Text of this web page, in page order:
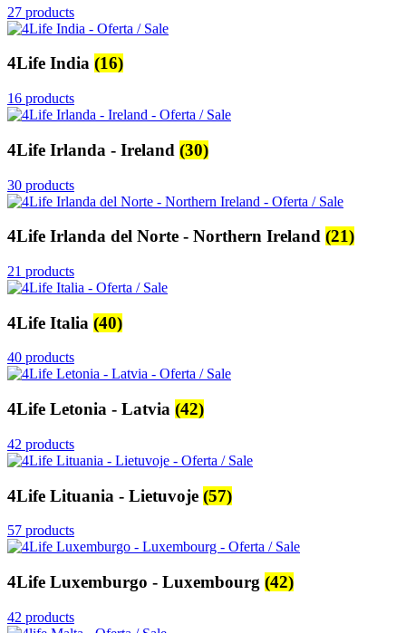
27 products
4Life India (16)
16 products
4Life Irlanda - Ireland (30)
30 products
4Life Irlanda del Norte - Northern Ireland (21)
21 products
4Life Italia (40)
40 products
4Life Letonia - Latvia (42)
42 products
4Life Lituania - Lietuvoje (57)
57 products
4Life Luxemburgo - Luxembourg (42)
42 products